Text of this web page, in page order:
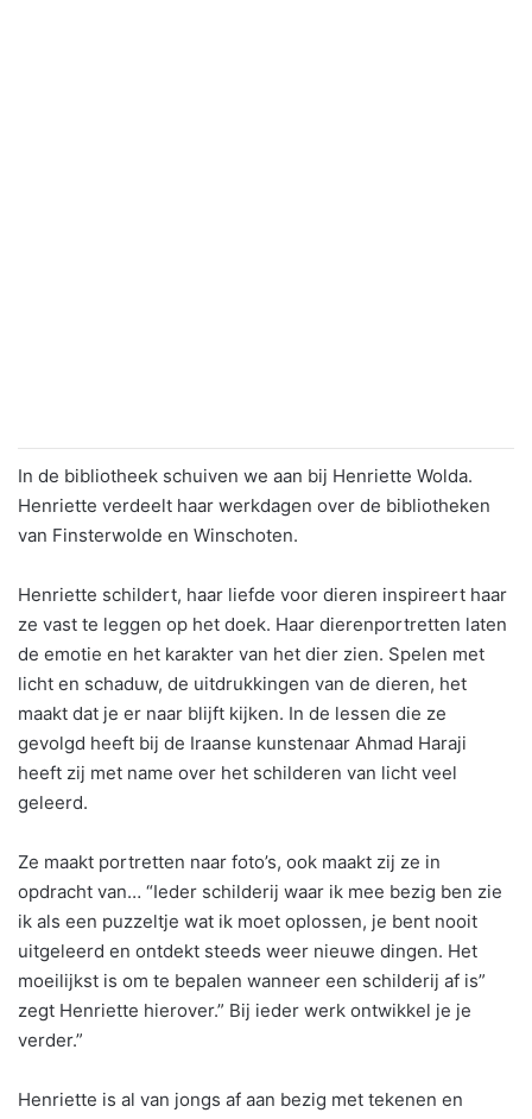
In de bibliotheek schuiven we aan bij Henriette Wolda.
Henriette verdeelt haar werkdagen over de bibliotheken
van Finsterwolde en Winschoten.
Henriette schildert, haar liefde voor dieren inspireert haar
ze vast te leggen op het doek. Haar dierenportretten laten
de emotie en het karakter van het dier zien. Spelen met
licht en schaduw, de uitdrukkingen van de dieren, het
maakt dat je er naar blijft kijken. In de lessen die ze
gevolgd heeft bij de Iraanse kunstenaar Ahmad Haraji
heeft zij met name over het schilderen van licht veel
geleerd.
Ze maakt portretten naar foto’s, ook maakt zij ze in
opdracht van… “Ieder schilderij waar ik mee bezig ben zie
ik als een puzzeltje wat ik moet oplossen, je bent nooit
uitgeleerd en ontdekt steeds weer nieuwe dingen. Het
moeilijkst is om te bepalen wanneer een schilderij af is”
zegt Henriette hierover.” Bij ieder werk ontwikkel je je
verder.”
Henriette is al van jongs af aan bezig met tekenen en